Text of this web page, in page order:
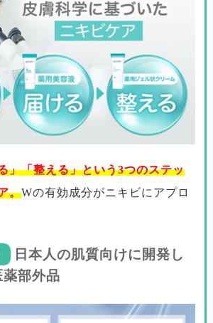
」「整える」という3つのステッ
。Wの有効成分がニキビにアプロ
日本人の肌質向けに開発し
部外品